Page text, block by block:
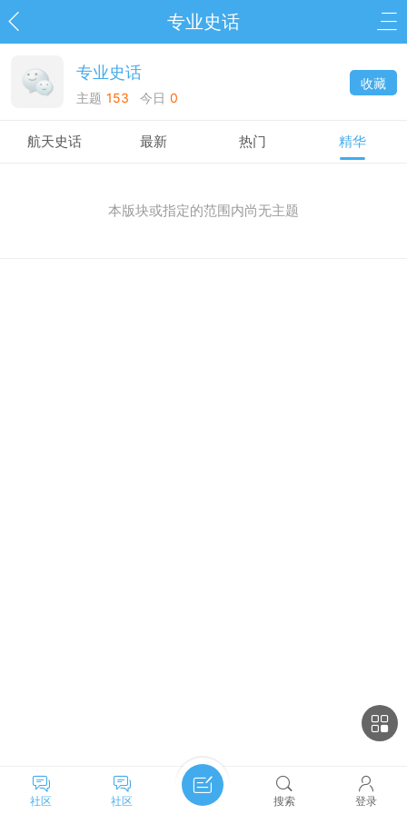
专业史话
专业史话
主题 153 今日 0
收藏
航天史话 最新 热门 精华
本版块或指定的范围内尚无主题
社区 社区 搜索 登录